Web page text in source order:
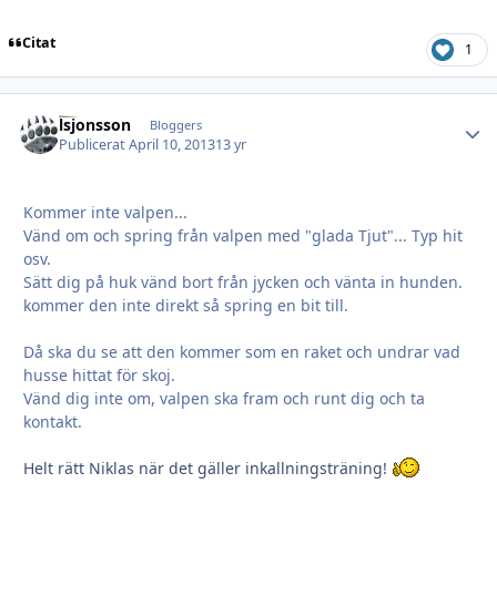
Citat 1
lsjonsson Bloggers
PubliceratApril 10, 201313 yr
Kommer inte valpen...
Vänd om och spring från valpen med "glada Tjut"... Typ hit
osv.
Sätt dig på huk vänd bort från jycken och vänta in hunden.
kommer den inte direkt så spring en bit till.
Då ska du se att den kommer som en raket och undrar vad
husse hittat för skoj.
Vänd dig inte om, valpen ska fram och runt dig och ta
kontakt.
Helt rätt Niklas när det gäller inkallningsträning!